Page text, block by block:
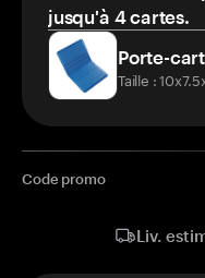
jusqu'à 4 cartes.
Porte-
Taille :
Code promo
Liv.